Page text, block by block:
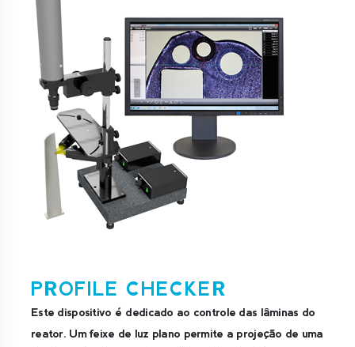
PROFILE CHECKER
Este dispositivo é dedicado ao controle das lâminas do
reator. Um feixe de luz plano permite a projeção de uma